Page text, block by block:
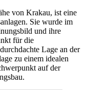
von Krakau, ist eine
Sie wurde im
und ihre
für die
Lage an der
zu einem idealen
auf der